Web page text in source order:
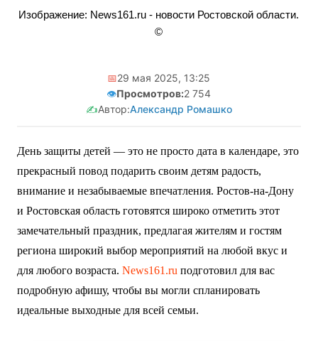
Изображение: News161.ru - новости Ростовской области.
©
📅29 мая 2025, 13:25
👁️Просмотров:2 754
✍️Автор:Александр Ромашко
День защиты детей — это не просто дата в календаре, это
прекрасный повод подарить своим детям радость,
внимание и незабываемые впечатления. Ростов-на-Дону
и Ростовская область готовятся широко отметить этот
замечательный праздник, предлагая жителям и гостям
региона широкий выбор мероприятий на любой вкус и
для любого возраста. News161.ru подготовил для вас
подробную афишу, чтобы вы могли спланировать
идеальные выходные для всей семьи.